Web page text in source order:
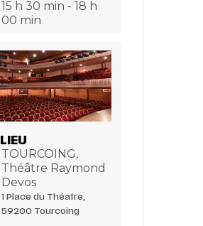
15 h 30 min - 18 h
00 min
LIEU
TOURCOING,
Théâtre Raymond
Devos
1 Place du Théatre,
59200 Tourcoing